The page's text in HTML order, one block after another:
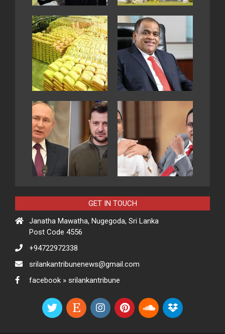
GET IN TOUCH
Janatha Mawatha, Nugegoda, Sri Lanka
Post Code 4556
+94722972338
srilankantribunenews@gmail.com
facebook » srilankantribune